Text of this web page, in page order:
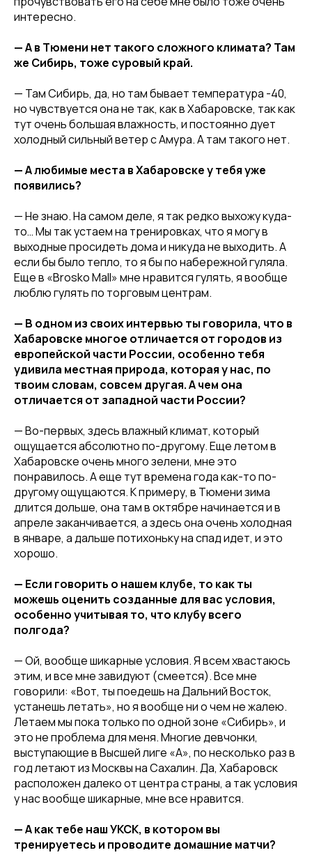
интересно.
— А в Тюмени нет такого сложного климата? Там
же Сибирь, тоже суровый край.
— Там Сибирь, да, но там бывает температура -40,
но чувствуется она не так, как в Хабаровске, так как
тут очень большая влажность, и постоянно дует
холодный сильный ветер с Амура. А там такого нет.
— А любимые места в Хабаровске у тебя уже
появились?
— Не знаю. На самом деле, я так редко выхожу куда-
то… Мы так устаем на тренировках, что я могу в
выходные просидеть дома и никуда не выходить. А
если бы было тепло, то я бы по набережной гуляла.
Еще в «Brosko Mall» мне нравится гулять, я вообще
люблю гулять по торговым центрам.
— В одном из своих интервью ты говорила, что в
Хабаровске многое отличается от городов из
европейской части России, особенно тебя
удивила местная природа, которая у нас, по
твоим словам, совсем другая. А чем она
отличается от западной части России?
— Во-первых, здесь влажный климат, который
ощущается абсолютно по-другому. Еще летом в
Хабаровске очень много зелени, мне это
понравилось. А еще тут времена года как-то по-
другому ощущаются. К примеру, в Тюмени зима
длится дольше, она там в октябре начинается и в
апреле заканчивается, а здесь она очень холодная
в январе, а дальше потихоньку на спад идет, и это
хорошо.
— Если говорить о нашем клубе, то как ты
можешь оценить созданные для вас условия,
особенно учитывая то, что клубу всего
полгода?
— Ой, вообще шикарные условия. Я всем хвастаюсь
этим, и все мне завидуют (смеется). Все мне
говорили: «Вот, ты поедешь на Дальний Восток,
устанешь летать», но я вообще ни о чем не жалею.
Летаем мы пока только по одной зоне «Сибирь», и
это не проблема для меня. Многие девчонки,
выступающие в Высшей лиге «А», по несколько раз в
год летают из Москвы на Сахалин. Да, Хабаровск
расположен далеко от центра страны, а так условия
у нас вообще шикарные, мне все нравится.
— А как тебе наш УКСК, в котором вы
тренируетесь и проводите домашние матчи?